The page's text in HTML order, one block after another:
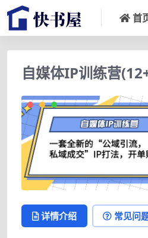
首
自媒体IP训练营
详情介绍 常见问